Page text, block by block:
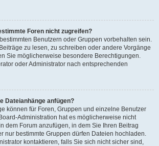
Foren nicht zugreifen?
Benutzern oder Gruppen vorbehalten sein.
zu lesen, zu schreiben oder andere Vorgänge
Sie möglicherweise besondere Berechtigungen.
oder Administrator nach entsprechenden
Dateianhänge anfügen?
können für Foren, Gruppen und einzelne Benutzer
Administration hat es möglicherweise nicht
dem Forum anzufügen, in dem Sie Ihren Beitrag
nur bestimmte Gruppen dürfen Dateien hochladen.
kontaktieren, falls Sie sich nicht sicher sind,